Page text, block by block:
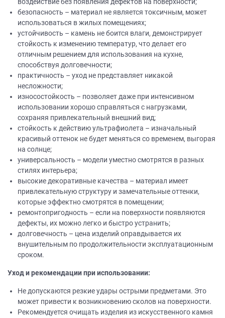
воздействие без появления дефектов на поверхности;
безопасность – материал не является токсичным, может
использоваться в жилых помещениях;
устойчивость – камень не боится влаги, демонстрирует
стойкость к изменению температур, что делает его
отличным решением для использования на кухне,
способствуя долговечности;
практичность – уход не представляет никакой
несложности;
износостойкость – позволяет даже при интенсивном
использовании хорошо справляться с нагрузками,
сохраняя привлекательный внешний вид;
стойкость к действию ультрафиолета – изначальный
красивый оттенок не будет меняться со временем, выгорая
на солнце;
универсальность – модели уместно смотрятся в разных
стилях интерьера;
высокие декоративные качества – материал имеет
привлекательную структуру и замечательные оттенки,
которые эффектно смотрятся в помещении;
ремонтопригодность – если на поверхности появляются
дефекты, их можно легко и быстро устранить;
долговечность – цена изделий оправдывается их
внушительным по продолжительности эксплуатационным
сроком.
Уход и рекомендации при использовании:
Не допускаются резкие удары острыми предметами. Это
может привести к возникновению сколов на поверхности.
Рекомендуется очищать изделия из искусственного камня